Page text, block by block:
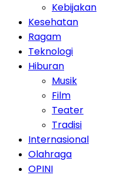
Kebijakan
Kesehatan
Ragam
Teknologi
Hiburan
Musik
Film
Teater
Tradisi
Internasional
Olahraga
OPINI